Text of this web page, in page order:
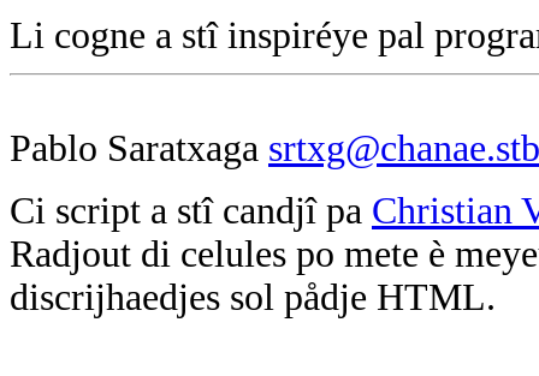
Li cogne a stî inspiréye pal
Pablo Saratxaga
Ci script a stî candjî pa Christian
Radjout di celules po mete è
discrijhaedjes sol pådje HTML.